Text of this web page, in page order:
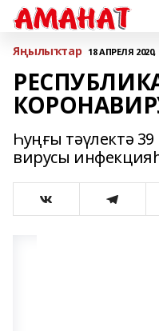
Яңылыҡтар 18 АПРЕЛЯ 2020,
Һуңғы тәүлектә
вирусы